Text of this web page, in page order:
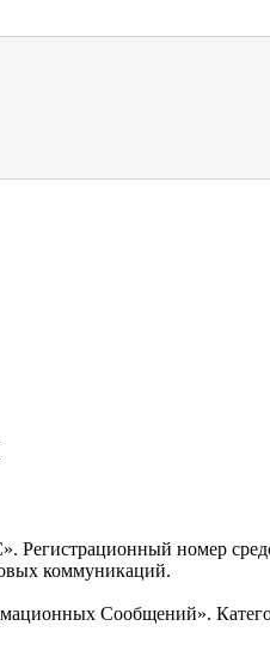
номер
коммуникаций.
Сообщений».